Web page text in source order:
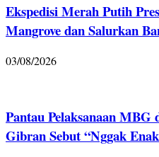
Ekspedisi Merah Putih
Mangrove dan Salurkan
03/08/2026
Pantau Pelaksanaan
Gibran Sebut “Nggak